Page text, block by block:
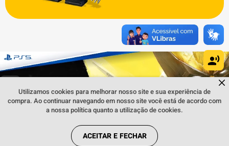
Dúvidas sobre produtos?
Utilizamos cookies para melhorar nosso site e sua experiência de
compra. Ao continuar navegando em nosso site você está de acordo com
a nossa política quanto a utilização de cookies.
ACEITAR E FECHAR